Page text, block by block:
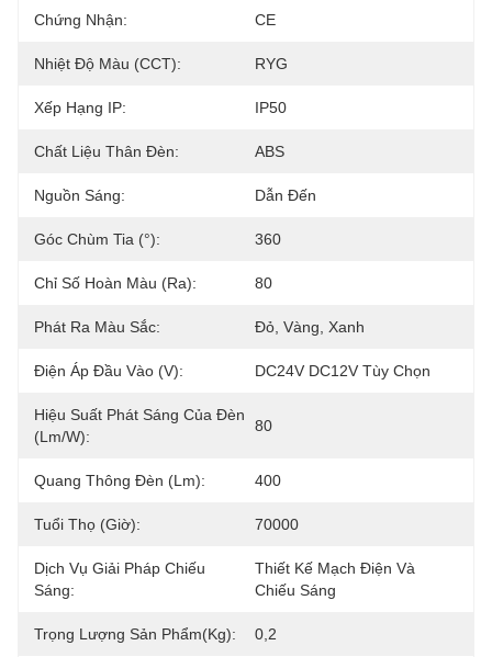
Chứng Nhận: CE
Nhiệt Độ Màu (CCT): RYG
Xếp Hạng IP: IP50
Chất Liệu Thân Đèn: ABS
Nguồn Sáng: Dẫn Đến
Góc Chùm Tia (°): 360
Chỉ Số Hoàn Màu (Ra): 80
Phát Ra Màu Sắc: Đỏ, Vàng, Xanh
Điện Áp Đầu Vào (V): DC24V DC12V Tùy Chọn
Hiệu Suất Phát Sáng Của Đèn
(lm/w):
80
Quang Thông Đèn (lm): 400
Tuổi Thọ (giờ): 70000
Dịch Vụ Giải Pháp Chiếu
Sáng:
Thiết Kế Mạch Điện Và
Chiếu Sáng
Trọng Lượng Sản Phẩm(kg): 0,2